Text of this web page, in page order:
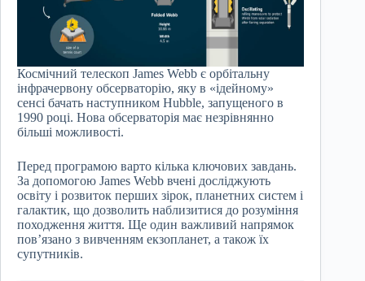
Космічний телескоп James Webb є орбітальну
інфрачервону обсерваторію, яку в «ідейному»
сенсі бачать наступником Hubble, запущеного в
1990 році. Нова обсерваторія має незрівнянно
більші можливості.
Перед програмою варто кілька ключових завдань.
За допомогою James Webb вчені досліджують
освіту і розвиток перших зірок, планетних систем і
галактик, що дозволить наблизитися до розуміння
походження життя. Ще один важливий напрямок
пов’язано з вивченням екзопланет, а також їх
супутників.